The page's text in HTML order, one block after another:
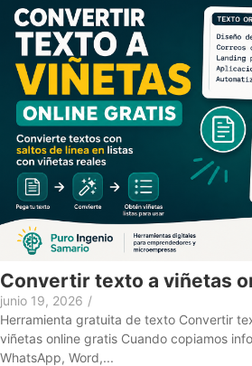
Convertir texto a viñetas
junio 19, 2026 /
Herramienta gratuita de texto Convertir
viñetas online gratis Cuando copiamos
WhatsApp, Word,...